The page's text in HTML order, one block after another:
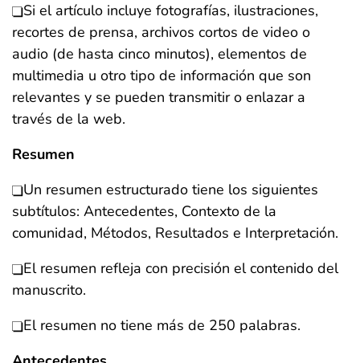
Si el artículo incluye fotografías, ilustraciones,
recortes de prensa, archivos cortos de video o
audio (de hasta cinco minutos), elementos de
multimedia u otro tipo de información que son
relevantes y se pueden transmitir o enlazar a
través de la web.
Resumen
Un resumen estructurado tiene los siguientes
subtítulos: Antecedentes, Contexto de la
comunidad, Métodos, Resultados e Interpretación.
El resumen refleja con precisión el contenido del
manuscrito.
El resumen no tiene más de 250 palabras.